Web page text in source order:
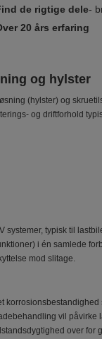
de rigtige dele-
20 års erfaring
og hylster
(hylster) og
og driftforhold
typisk til
i én samlede
mod slitage.
vil påvirke
over for